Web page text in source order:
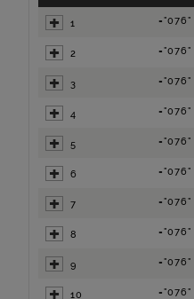
1 ="076"
2 ="076"
3 ="076"
4 ="076"
5 ="076"
6 ="076"
7 ="076"
8 ="076"
9 ="076"
10 ="076"